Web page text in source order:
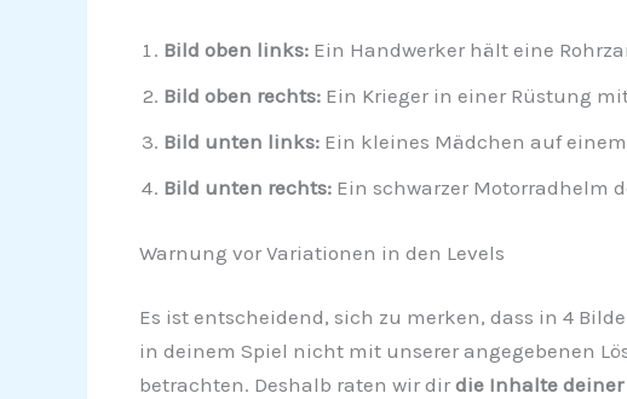
Bild oben links:Ein Handwerker hält eine
Bild oben rechts:Ein Krieger in einer Rüstung
Bild unten links:Ein kleines Mädchen auf
Bild unten rechts:Ein schwarzer Motorradhelm
Warnung vor Variationen in den Levels
Es ist entscheidend, sich zu merken, dass in 4
in deinem Spiel nicht mit unserer angegebenen
betrachten. Deshalb raten wir dir die Inhalte deiner